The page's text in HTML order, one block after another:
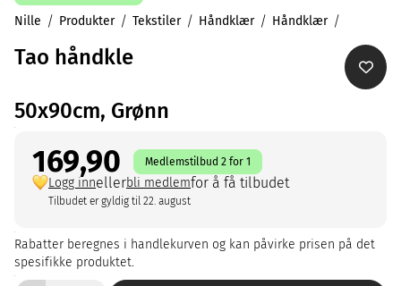
Nille Produkter Tekstiler Håndklær Håndklær
Tao håndkle
50x90cm, Grønn
169,90 Medlemstilbud 2 for 1
Logg innellerbli medlemfor å få tilbudet
Tilbudet er gyldig til 22. august
Rabatter beregnes i handlekurven og kan påvirke prisen på det
spesifikke produktet.